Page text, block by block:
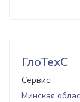
ГлоТехС
Сервис
Минская